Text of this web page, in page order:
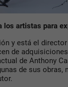
los artistas para
y está el
de
de Anthony
de sus obras,